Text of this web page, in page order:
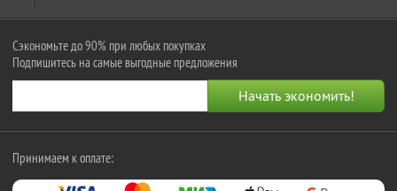
Сэкономьте до 90% при любых покупках
Подпишитесь на самые выгодные предложения
Принимаем к оплате: